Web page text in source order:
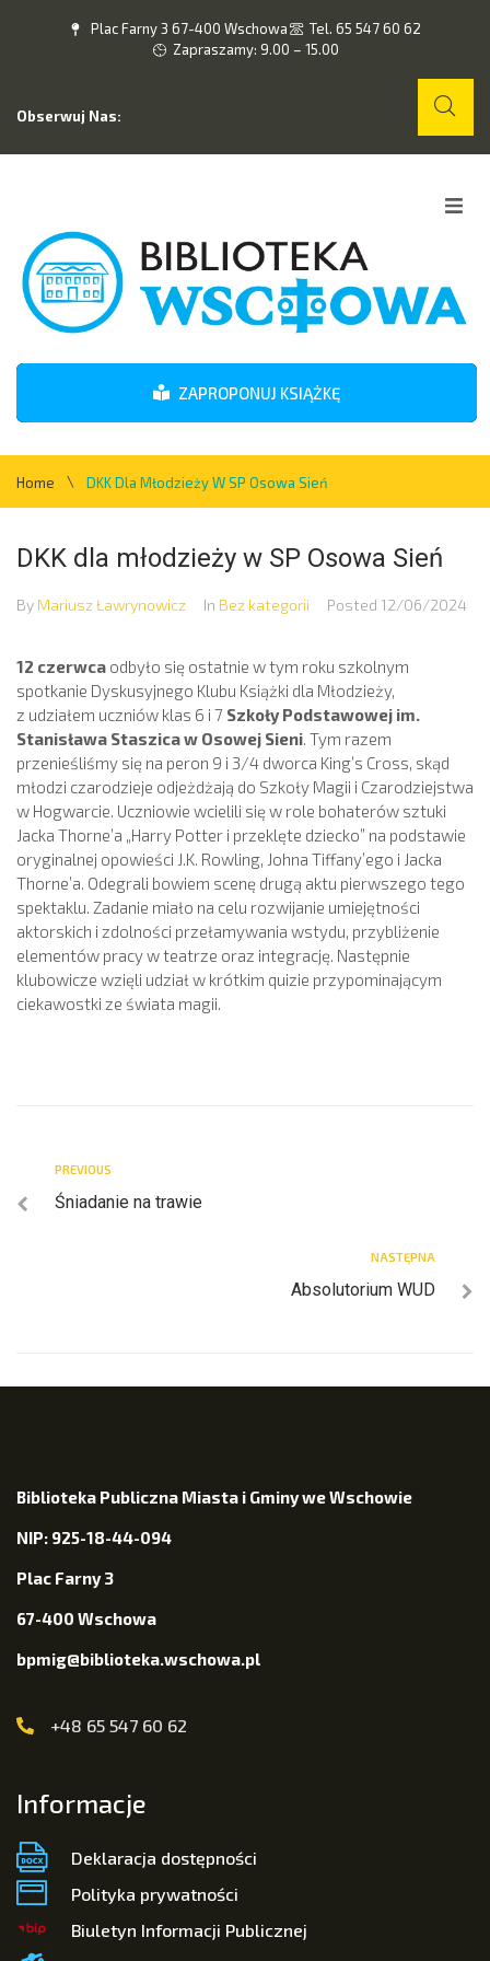
Plac Farny 3 67-400 Wschowa
Tel. 65 547 60 62
Zapraszamy: 9.00 – 15.00
Obserwuj Nas:
O nas
Wydarzenia
Kontakt
ZAPROPONUJ KSIĄŻKĘ
Home \ DKK Dla Młodzieży W SP Osowa Sień
DKK dla młodzieży w SP Osowa Sień
By Mariusz Ławrynowicz In Bez kategorii Posted 12/06/2024
12 czerwca odbyło się ostatnie w tym roku szkolnym
spotkanie Dyskusyjnego Klubu Książki dla Młodzieży,
z udziałem uczniów klas 6 i 7 Szkoły Podstawowej im.
Stanisława Staszica w Osowej Sieni . Tym razem
przenieśliśmy się na peron 9 i 3/4 dworca King’s Cross, skąd
młodzi czarodzieje odjeżdżają do Szkoły Magii i Czarodziejstwa
w Hogwarcie. Uczniowie wcielili się w role bohaterów sztuki
Jacka Thorne’a „Harry Potter i przeklęte dziecko” na podstawie
oryginalnej opowieści J.K. Rowling, Johna Tiffany’ego i Jacka
Thorne’a. Odegrali bowiem scenę drugą aktu pierwszego tego
spektaklu. Zadanie miało na celu rozwijanie umiejętności
aktorskich i zdolności przełamywania wstydu, przybliżenie
elementów pracy w teatrze oraz integrację. Następnie
klubowicze wzięli udział w krótkim quizie przypominającym
ciekawostki ze świata magii.
PREVIOUS
Śniadanie na trawie
NASTĘPNA
Absolutorium WUD
Biblioteka Publiczna Miasta i Gminy we Wschowie
NIP: 925-18-44-094
Plac Farny 3
67-400 Wschowa
bpmig@biblioteka.wschowa.pl
+48 65 547 60 62
Informacje
Deklaracja dostępności
Polityka prywatności
Biuletyn Informacji Publicznej